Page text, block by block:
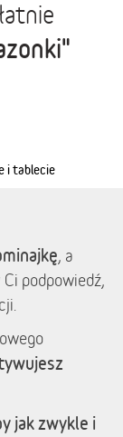
i tablecie
, a
podpowiedź,
jak zwykle i